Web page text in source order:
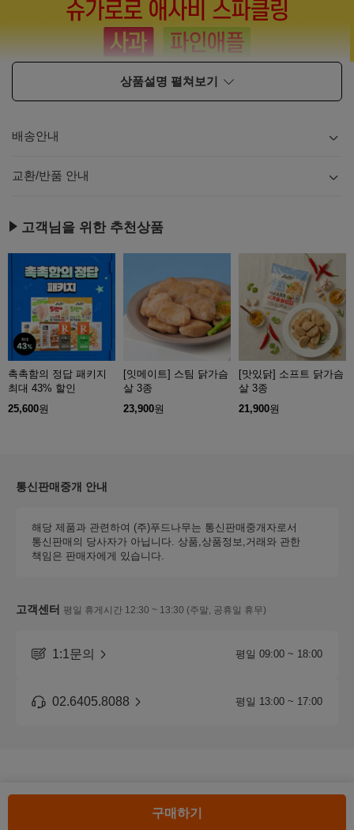
상품설명 펼쳐보기
배송안내
내용
교환/반품 안내
내용
고객님을 위한 추천상품
촉촉함의 정답 패키지
최대 43% 할인
25,600원
[잇메이트] 스팀 닭가슴
살 3종
23,900원
[맛있닭] 소프트 닭가슴
살 3종
21,900원
통신판매중개 안내
해당 제품과 관련하여 (주)푸드나무는 통신판매중개자로서
통신판매의 당사자가 아닙니다. 상품,상품정보,거래와 관한
책임은 판매자에게 있습니다.
고객센터 평일 휴게시간 12:30 ~ 13:30 (주말, 공휴일 휴무)
1:1문의 평일 09:00 ~ 18:00
02.6405.8088 평일 13:00 ~ 17:00
구매하기